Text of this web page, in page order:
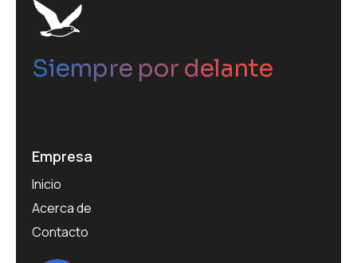
Siempre por delante
Empresa
Inicio
Acerca de
Contacto